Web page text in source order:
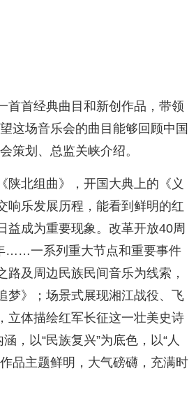
首首经典曲目和新创作品，带领
这场音乐会的曲目能够回顾中国
策划、总监关峡介绍。
北组曲》，开国大典上的《义
乐发展历程，能看到鲜明的红
益成为重要现象。改革开放40周
……一系列重大节点和重要事件
及周边民族民间音乐为线索，
梦》；场景式展现湘江战役、飞
立体描绘红军长征这一壮美史诗
，以“民族复兴”为底色，以“人
品主题鲜明，大气磅礴，充满时